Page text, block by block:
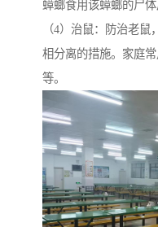
蟑螂食用该蟑螂的尸体
（4）治鼠：防治老
相分离的措施。家庭
等。